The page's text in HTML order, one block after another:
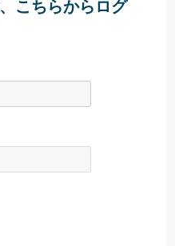
こちらからログ